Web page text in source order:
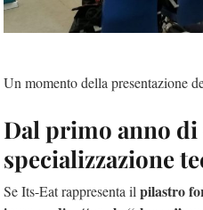
Un momento della presentazione
Dal primo anno
specializzazione
Se Its-Eat rappresenta ilpilastro